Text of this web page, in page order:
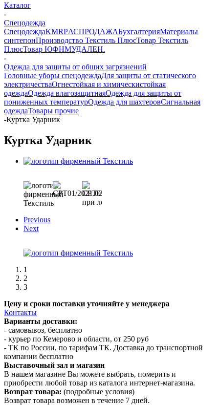
Каталог
-
Спецодежда
СпецодеждаKMRPАСПРОДАЖАБухгалтерияМатериалы
синтепонПроизводство Текстиль ПлюсТовар Текстиль
ПлюсТовар ЮФНМУДАЛЕН.
-
Одежда для защиты от общих загрязнений
Головные уборы спецодеждаДля защиты от статического
электричестваОгнестойкая и химическистойкая
одеждаОдежда влагозащитнаяОдежда для защиты от
пониженных температурОдежда для шахтеровСигнальная
одеждаТовары прочие
-Куртка Ударник
Куртка Ударник
Previous
Next
1
2
3
Цену и сроки поставки уточняйте у менеджера
Контакты
Варианты доставки:
- самовывоз, бесплатно
- курьер по Кемерово и области, от 250 руб
- ТК по России, по тарифам ТК. Доставка до транспортной
компании бесплатно
Выставочный зал и магазин
В нашем магазине Вы можете выбрать, померить и
приобрести любой товар из каталога интернет-магазина.
Возврат товара: (подробные условия)
Возврат товара возможен в течение 7 дней.